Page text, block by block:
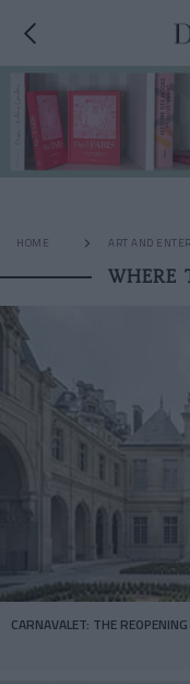
HOME ART AND
WHERE
CARNAVALET: THE